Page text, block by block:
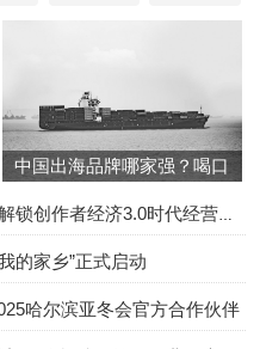
中国出海品牌哪家强？喝口
的家乡”正式启动
哈尔滨亚冬会官方合作伙伴